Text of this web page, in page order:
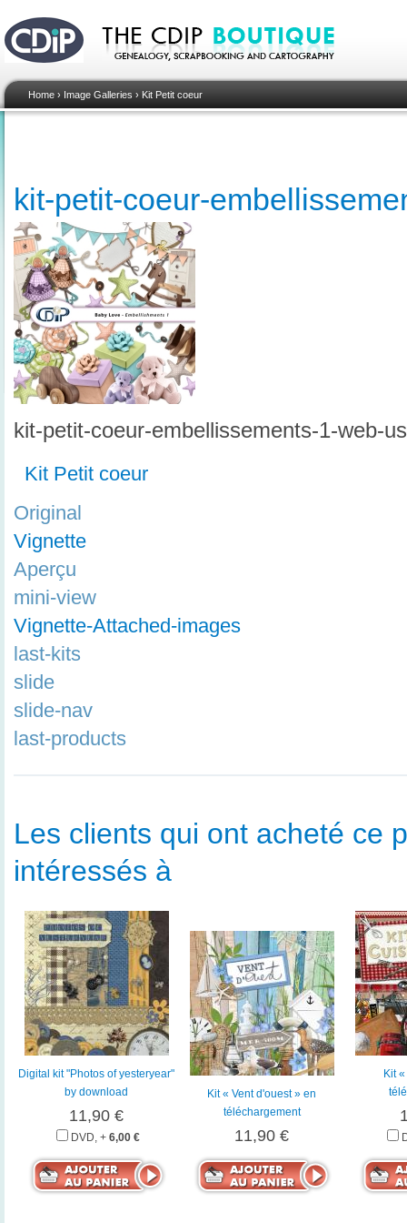
Home › Image Galleries › Kit Petit coeur
kit-petit-coeur-
kit-petit-coeur-embellissements-1-web-us
Kit Petit coeur
Original
Vignette
Aperçu
mini-view
Vignette-Attached-images
last-kits
slide
slide-nav
last-products
Les clients qui ont acheté ce
intéressés à
Digital kit "Photos of yesteryear"
by download
11,90 €
DVD, + 6,00 €
Kit « Vent d'ouest » en
téléchargement
11,90 €
Kit